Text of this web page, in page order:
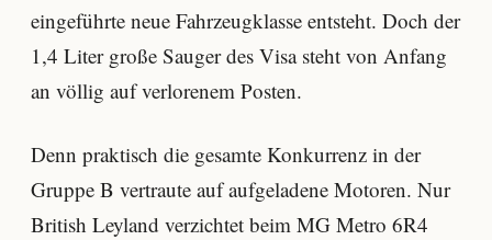
eingeführte neue Fahrzeugklasse entsteht. Doch der
1,4 Liter große Sauger des Visa steht von Anfang
an völlig auf verlorenem Posten.
Denn praktisch die gesamte Konkurrenz in der
Gruppe B vertraute auf aufgeladene Motoren. Nur
British Leyland verzichtet beim MG Metro 6R4